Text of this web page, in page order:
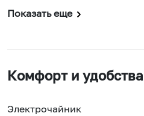
Показать еще
Комфорт и удобства
Электрочайник